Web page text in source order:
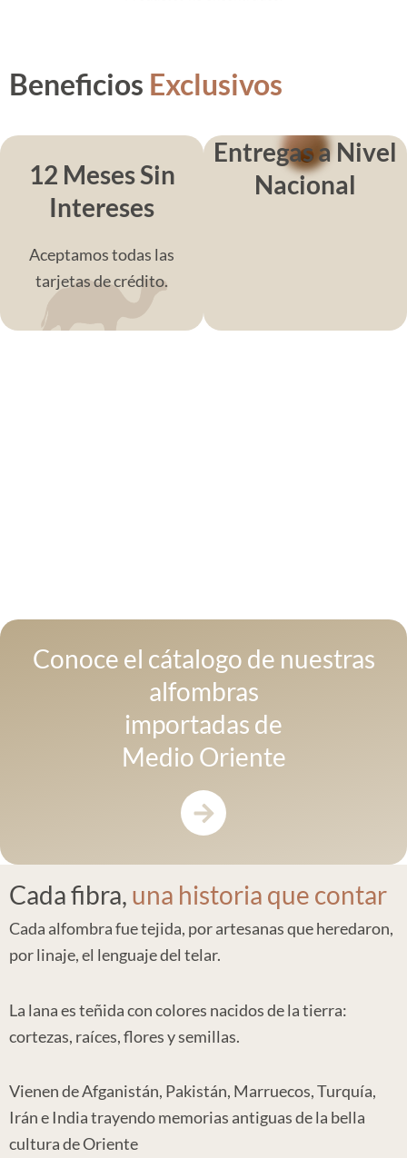
Beneficios Exclusivos
12 Meses Sin
Intereses
Aceptamos todas las
tarjetas de crédito.
Entregas a Nivel
Nacional
Conoce el cátalogo de nuestras
alfombras
importadas de
Medio Oriente
Cada fibra, una historia que contar
Cada alfombra fue tejida, por artesanas que heredaron,
por linaje, el lenguaje del telar.
La lana es teñida con colores nacidos de la tierra:
cortezas, raíces, flores y semillas.
Vienen de Afganistán, Pakistán, Marruecos, Turquía,
Irán e India trayendo memorias antiguas de la bella
cultura de Oriente